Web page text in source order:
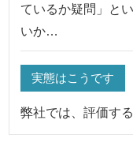
ているか疑問」と
いか…
実態はこうです
弊社では、評価す